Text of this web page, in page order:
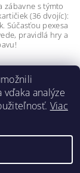
zábavne s týmto
(36 dvojíc):
Súčasťou pexesa
pravidlá hry a
analýze
Viac